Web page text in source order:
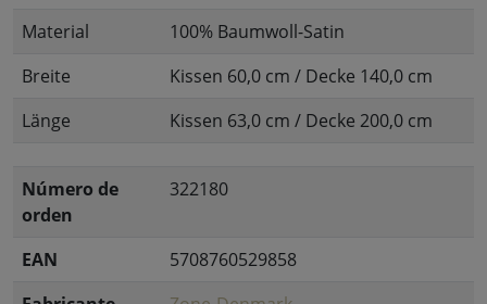
Material
100% Baumwoll-Satin
Breite
Kissen 60,0 cm / Decke 140,0 cm
Länge
Kissen 63,0 cm / Decke 200,0 cm
Número de
orden
322180
EAN
5708760529858